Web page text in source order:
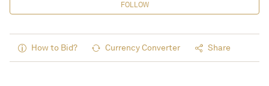
FOLLOW
How to Bid? Currency Converter Share